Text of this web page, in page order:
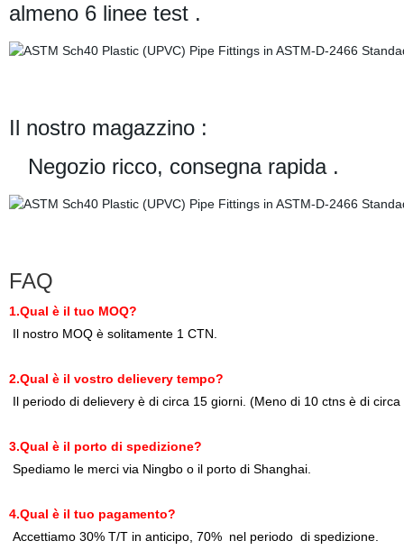
almeno 6 linee test .
Il nostro magazzino :
Negozio ricco, consegna rapida .
FAQ
1.Qual è il tuo MOQ?
Il nostro MOQ è solitamente 1 CTN.
2.Qual è il vostro delievery tempo?
Il periodo di delievery è di circa 15 giorni. (Meno di 10 ctns è di
3.Qual è il porto di spedizione?
Spediamo le merci via Ningbo o il porto di Shanghai.
4.Qual è il tuo pagamento?
Accettiamo 30% T/T in anticipo, 70% nel periodo di spedizione.